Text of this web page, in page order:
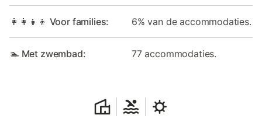
👩‍👩‍👧‍👦 Voor families: 6% van de accommodaties.
🏊 Met zwembad: 77 accommodaties.